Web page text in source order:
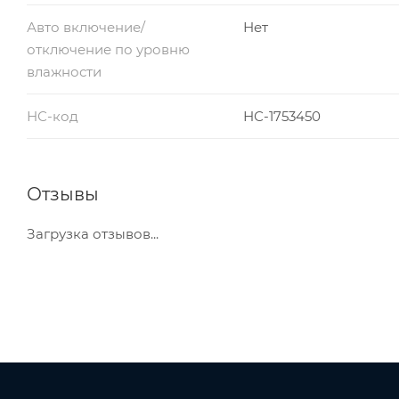
Авто включение/
отключение по уровню
влажности
Нет
НС-код НС-1753450
Отзывы
Загрузка отзывов...